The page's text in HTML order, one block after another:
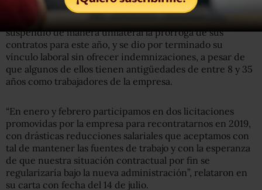
suspendió de manera unilateral la prórroga de sus
contratos para este año, y se dio por terminado su
vínculo laboral sin ofrecer indemnizaciones, a pesar de
que algunos de ellos tienen antigüedades de entre 8 y 35
años como trabajadores de la empresa.
“En enero y febrero participamos en dos licitaciones
promovidas por la empresa para recontratarnos en 2019,
con drásticas reducciones salariales que aceptamos con
tal de mantener las fuentes de trabajo y con la esperanza
de que nuestra situación contractual por fin se
regularizaría bajo la nueva administración”, relataron en
su carta con fecha del 14 de julio.